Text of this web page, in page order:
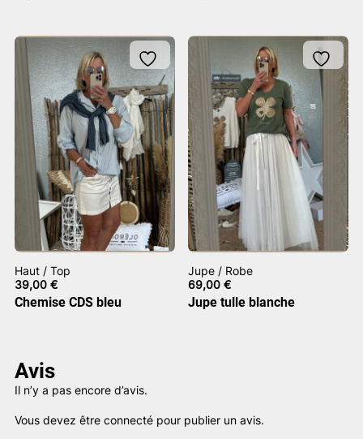
Haut / Top
39,00 €
Chemise CDS bleu
Jupe / Robe
69,00€
Jupe tulle blanche
Avis
Il n’y a pas encore d’avis.
Vous devez être connecté pour publier un avis.